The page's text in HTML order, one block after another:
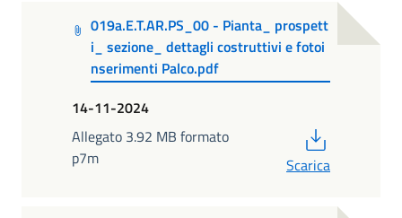
019a.E.T.AR.PS_00 - Pianta_ prospett
i_ sezione_ dettagli costruttivi e fotoi
nserimenti Palco.pdf
14-11-2024
Allegato 3.92 MB formato
p7m
Scarica